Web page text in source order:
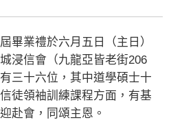
業禮於六月五日（主日）
浸信會（九龍亞皆老街206
三十六位，其中道學碩士十
徒領袖訓練課程方面，有基
赴會，同頌主恩。